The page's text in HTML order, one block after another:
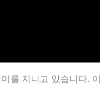
를 지니고 있습니다. 이